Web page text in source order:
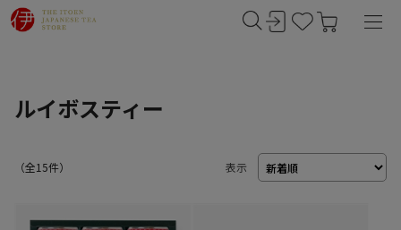
ルイボスティー
表示
（ 15件）